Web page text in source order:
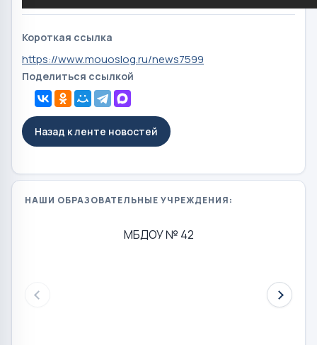
Короткая ссылка
https://www.mouoslog.ru/news7599
Поделиться ссылкой
Назад к ленте новостей
НАШИ ОБРАЗОВАТЕЛЬНЫЕ УЧРЕЖДЕНИЯ:
МБДОУ № 42